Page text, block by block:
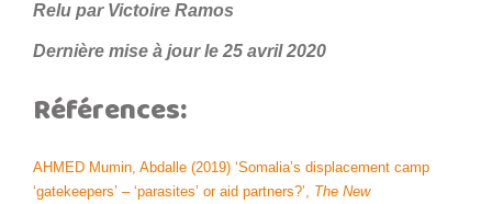
Relu par Victoire Ramos
Dernière mise à jour le 25 avril 2020
Références:
AHMED Mumin, Abdalle (2019) ‘Somalia’s displacement camp
‘gatekeepers’ – ‘parasites’ or aid partners?’, The New